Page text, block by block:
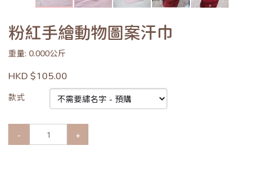
粉紅手繪動物圖案汗巾
重量: 0.000公斤
HKD $105.00
款式
- +